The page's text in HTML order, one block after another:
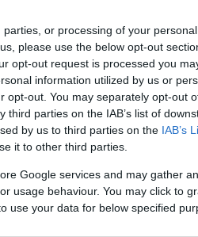
or processing of your
please use the below opt-out
opt-out request is processed you
information utilized by us or
opt-out. You may separately opt-out
parties on the IAB’s list of
by us to third parties on the IAB’s
it to other third parties.
Google services and may gather
usage behaviour. You may click to
use your data for below specified
07/
Νέα
μετά το
έως
07/